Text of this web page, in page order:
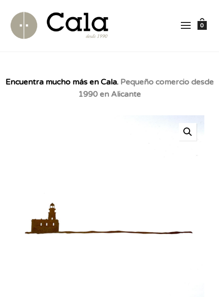
0
Encuentra mucho más en Cala. Pequeño comercio desde
1990 en Alicante